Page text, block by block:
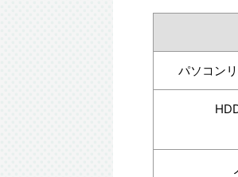
パソコン